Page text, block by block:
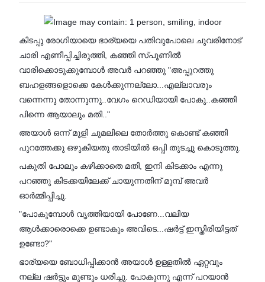
കിടപ്പു രോഗിയായെ ഭാര്യയെ പതിവുപോലെ ചുവരിനോട്
ചാരി എണീപ്പിച്ചിരുത്തി, കഞ്ഞി സ്‌പൂണിൽ
വാരിക്കൊടുക്കുമ്പോൾ അവർ പറഞ്ഞു "അപ്പുറത്തു
ബഹളങ്ങളൊക്കെ കേൾക്കുന്നല്ലോ...എല്ലാവരും
വന്നെന്നു തോന്നുന്നു..വേഗം റെഡിയായി പോകു..കഞ്ഞി
പിന്നെ ആയാലും മതി.."
അയാൾ ഒന്ന് മൂളി ചുമലിലെ തോർത്തു കൊണ്ട് കഞ്ഞി
പുറത്തേക്കു ഒഴുകിയതു താടിയിൽ ഒപ്പി തുടച്ചു കൊടുത്തു.
പകുതി പോലും കഴിക്കാതെ മതി, ഇനി കിടക്കാം എന്നു
പറഞ്ഞു കിടക്കയിലേക്ക് ചായുന്നതിന് മുമ്പ് അവർ
ഓർമ്മിപ്പിച്ചു.
"പോകുമ്പോൾ വൃത്തിയായി പോണേ...വലിയ
ആൾക്കാരൊക്കെ ഉണ്ടാകും അവിടെ...ഷർട്ട് ഇസ്തിരിയിട്ടത്
ഉണ്ടോ?"
ഭാര്യയെ ബോധിപ്പിക്കാൻ അയാൾ ഉള്ളതിൽ ഏറ്റവും
നല്ല ഷർട്ടും മുണ്ടും ധരിച്ചു. പോകുന്നു എന്ന് പറയാൻ